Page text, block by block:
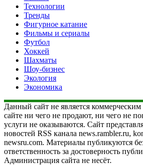
Технологии
Тренды
Фигурное катание
Фильмы и сериалы
Футбол
Хоккей
Шахматы
Шоу-бизнес
Экология
Экономика
Данный сайт не является
сайте ни чего не продают, ни чего не
услуги не оказываются. Сайт
новостей RSS канала news.rambler.ru,
newsru.com. Материалы публикуются
ответственность за достоверность
Администрация сайта не несёт.